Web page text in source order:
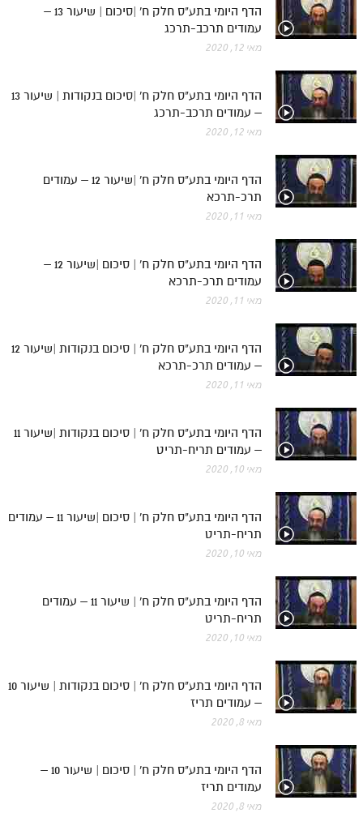
הדף היומי בתע"ס חלק ח' |סיכום | שיעור 13 –
עמודים תרכב-תרכג
מאי 12, 2020
הדף היומי בתע"ס חלק ח' |סיכום בנקודות | שיעור 13
– עמודים תרכב-תרכג
מאי 12, 2020
הדף היומי בתע"ס חלק ח' |שיעור 12 – עמודים
תרכ-תרכא
מאי 11, 2020
הדף היומי בתע"ס חלק ח' | סיכום |שיעור 12 –
עמודים תרכ-תרכא
מאי 11, 2020
הדף היומי בתע"ס חלק ח' | סיכום בנקודות |שיעור 12
– עמודים תרכ-תרכא
מאי 11, 2020
הדף היומי בתע"ס חלק ח' | סיכום בנקודות |שיעור 11
– עמודים תריח-תריט
מאי 10, 2020
הדף היומי בתע"ס חלק ח' | סיכום |שיעור 11 – עמודים
תריח-תריט
מאי 10, 2020
הדף היומי בתע"ס חלק ח' | שיעור 11 – עמודים
תריח-תריט
מאי 10, 2020
הדף היומי בתע"ס חלק ח' | סיכום בנקודות | שיעור 10
– עמודים תריז
מאי 8, 2020
הדף היומי בתע"ס חלק ח' | סיכום | שיעור 10 –
עמודים תריז
מאי 8, 2020